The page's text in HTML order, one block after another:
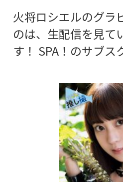
火将ロシエルのグラ
のは、生配信を見て
す！ SPA！のサブス